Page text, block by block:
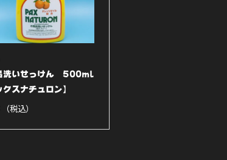
洗いせっけん 500ml
クスナチュロン】
（税込）